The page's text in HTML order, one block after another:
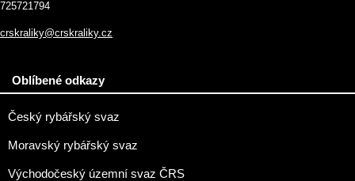
725721794
crskraliky@crskraliky.cz
Oblíbené odkazy
Český rybářský svaz
Moravský rybářský svaz
Východočeský územní svaz ČRS